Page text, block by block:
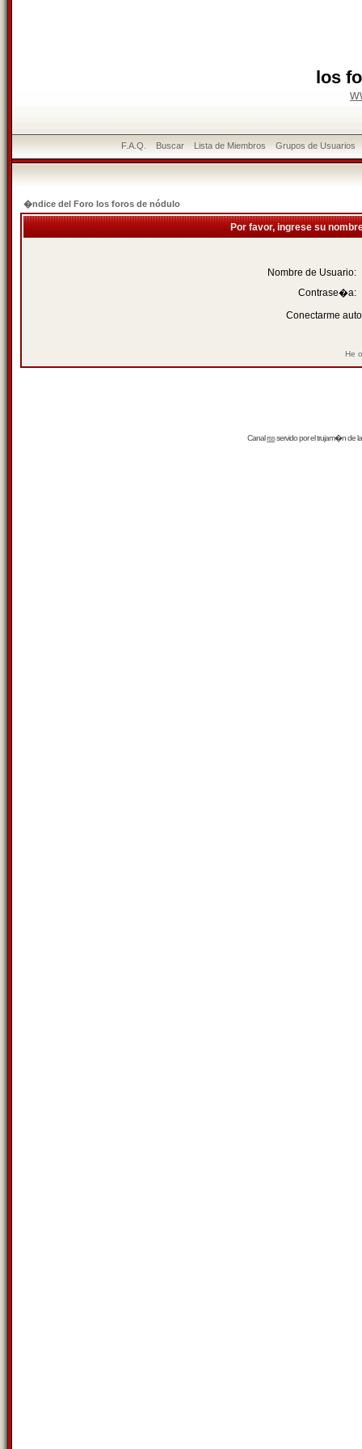
los
F.A.Q. Buscar Lista de Miembros Grupos de Usuarios
�ndice del Foro los foros de nódulo
Por favor, ingrese su
Nombre de Usuario:
Contrase�a:
Conectarme
He
Canalrssservido por eltrujam�nde